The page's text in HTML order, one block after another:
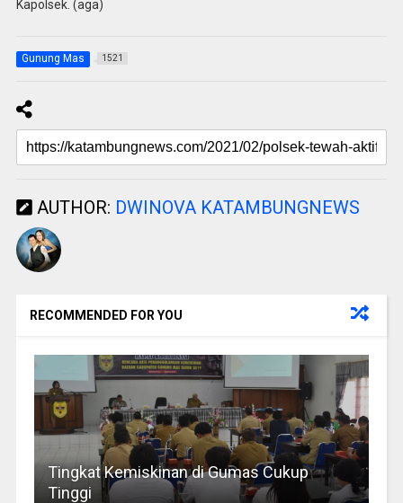
Kapolsek. (aga)
Gunung Mas 1521
AUTHOR: DWINOVA KATAMBUNGNEWS
RECOMMENDED FOR YOU
Tingkat Kemiskinan di Gumas Cukup
Tinggi